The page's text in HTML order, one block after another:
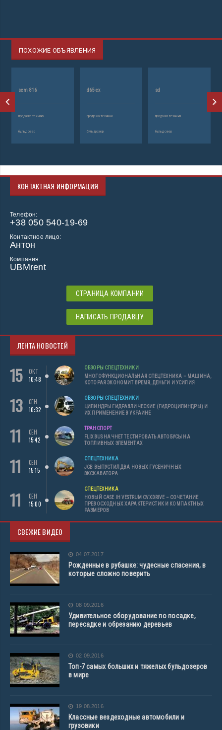
ПОХОЖИЕ ОБЪЯВЛЕНИЯ
КОНТАКТНАЯ ИНФОРМАЦИЯ
Телефон:
+38 050 540-19-69
Контактное лицо:
Антон
Компания:
UBMrent
СТРАНИЦА КОМПАНИИ
НАПИСАТЬ ПРОДАВЦУ
ЛЕНТА НОВОСТЕЙ
15
ОКТ
10:48
ОБЗОРЫ СПЕЦТЕХНИКИ
МНОГОФУНКЦИОНАЛЬНАЯ СПЕЦТЕХНИКА – МАШИНА,
КОТОРАЯ ЭКОНОМИТ ВРЕМЯ, ДЕНЬГИ И УСИЛИЯ
13
СЕН
10:32
ОБЗОРЫ СПЕЦТЕХНИКИ
ЦИЛИНДРЫ ГИДРАВЛИЧЕСКИЕ (ГИДРОЦИЛИНДРЫ) И
ИХ ПРИМЕНЕНИЕ В УКРАИНЕ
11
СЕН
15:42
ТРАНСПОРТ
FLIXBUS НАЧНЕТ ТЕСТИРОВАТЬ АВТОБУСЫ НА
ТОПЛИВНЫХ ЭЛЕМЕНТАХ
11
СЕН
15:15
СПЕЦТЕХНИКА
JCB ВЫПУСТИЛ ДВА НОВЫХ ГУСЕНИЧНЫХ
ЭКСКАВАТОРА
11
СЕН
15:00
СПЕЦТЕХНИКА
НОВЫЙ CASE IH VESTRUM CVXDRIVE – СОЧЕТАНИЕ
ПРЕВОСХОДНЫХ ХАРАКТЕРИСТИК И КОМПАКТНЫХ
РАЗМЕРОВ
СВЕЖИЕ ВИДЕО
04.07.2017
Рожденные в рубашке: чудесные спасения, в
которые сложно поверить
08.09.2016
Удивительное оборудование по посадке,
пересадке и обрезанию деревьев
02.09.2016
Топ-7 самых больших и тяжелых бульдозеров
в мире
19.08.2016
Классные вездеходные автомобили и
грузовики